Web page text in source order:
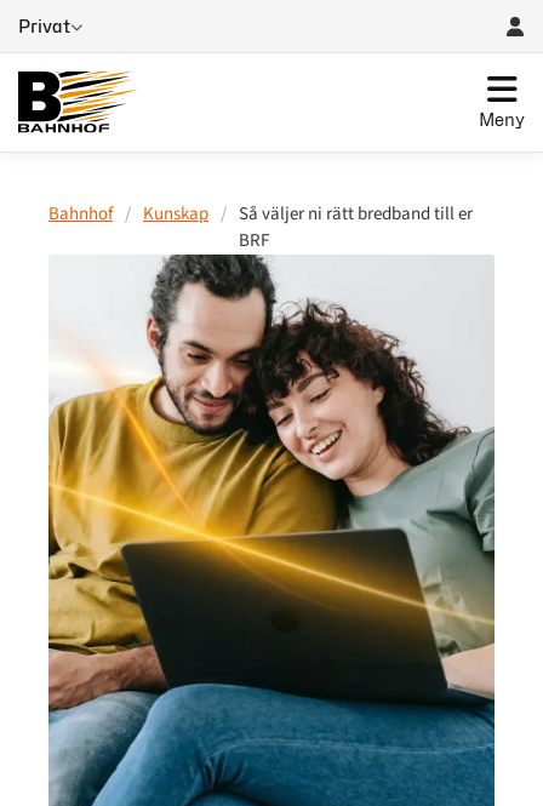
Privat
Meny
Bahnhof / Kunskap / Så väljer ni rätt bredband till er
BRF